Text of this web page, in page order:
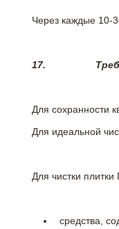
Через каждые 10-
17.
Для сохранности
Для идеальной
Для чистки
средства,